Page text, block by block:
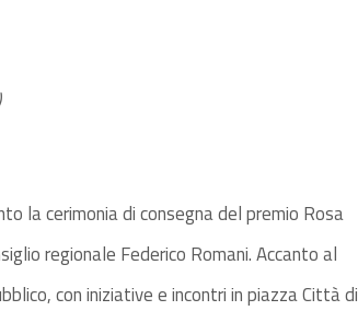
la cerimonia di consegna del premio Rosa
regionale Federico Romani. Accanto al
con iniziative e incontri in piazza Città di